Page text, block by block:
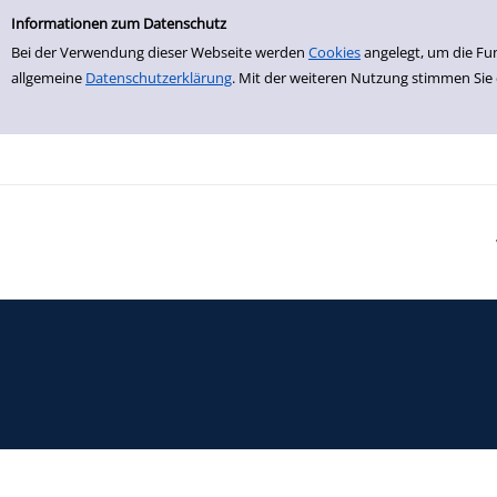
Einfache Suche
Informationen zum Datenschutz
Bei der Verwendung dieser Webseite werden Cookiesangelegt, um die
allgemeine Datenschutzerklärung. Mit der weiteren Nutzung stimmen
Zur Detailanzeige springen